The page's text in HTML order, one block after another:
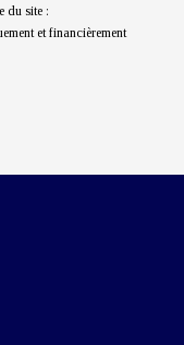
du site :
et financièrement